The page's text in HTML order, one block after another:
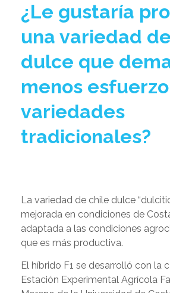
¿Le gustaría
una variedad
dulce que
menos
variedades
tradicionales?
La variedad de chile dulce
mejorada en condiciones de
adaptada a las condiciones
que es más productiva.
El híbrido F1 se desarrolló con la
Estación Experimental Agrícola